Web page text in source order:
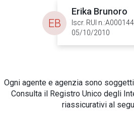
Erika Brunoro
Iscr. RUI
05/10/2010
EB
Ogni agente e agenzia sono
Consulta il Registro Unico degli
riassicurativi al